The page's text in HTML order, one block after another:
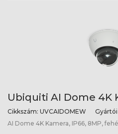
Ubiquiti AI Dome 4K
Cikkszám: UVCAIDOMEW
AI Dome 4K Kamera, IP66, 8MP,